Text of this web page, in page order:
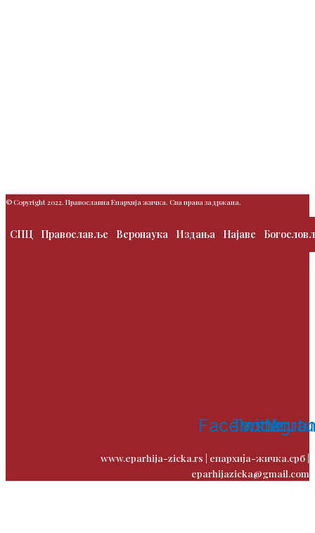
© Copyright 2022. Православна Епархија жичка. Сва права задржана.
СПЦ Православље Веронаука Издања Најаве
Facebook
Twitter
www.eparhija-zicka.rs | епархија-жичка.срб |
eparhijazicka@gmail.com